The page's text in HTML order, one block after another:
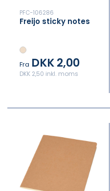
PFC-106286
Freijo sticky notes
Fra DKK 2,00
DKK 2,50 inkl. moms